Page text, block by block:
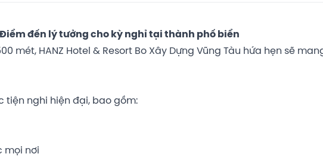
Điểm đến lý tưởng cho kỳ nghỉ tại thành phố biển
mét, HANZ Hotel & Resort Bo Xây Dựng Vũng Tàu hứa hẹn sẽ
tiện nghi hiện đại, bao gồm:
mọi nơi